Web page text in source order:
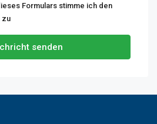
Formulars stimme ich den
zu
senden